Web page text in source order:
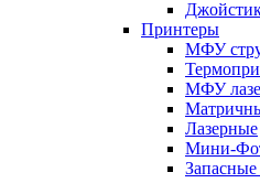
Принтеры
МФУ
МФУ
Лазерные
Мини-
Запасные